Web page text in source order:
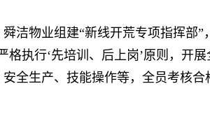
物业组建“新线开荒专项指挥部”
执行‘先培训、后上岗’原则，开
全生产、技能操作等，全员考核